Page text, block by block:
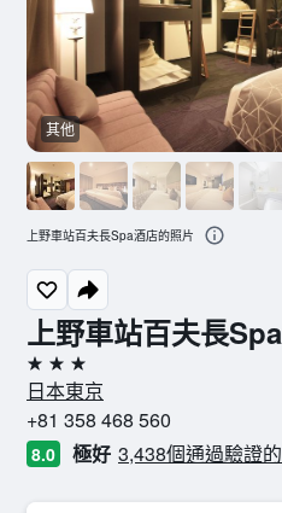
上野車站百夫長
3星級
日本東京
+81 358 468 560
8.0 極好 3,438個通過驗證
其他
上野車站百夫長Spa酒店的照片